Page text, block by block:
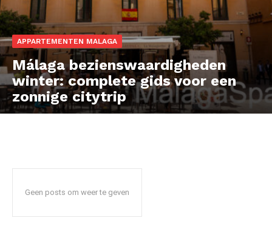
News Week
Magazine PRO
APPARTEMENTEN MALAGA
Málaga bezienswaardigheden
winter: complete gids voor een
zonnige citytrip
Geen posts om weer te geven